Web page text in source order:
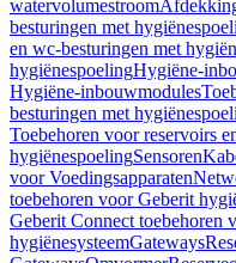
watervolumestroom
besturingen met
en wc-besturingen met
hygiënespoelingHygiëne-
Hygiëne-inbouwmodules
besturingen met
Toebehoren voor reservoirs
hygiënespoelingSensoren
voor Voedingsapparaten
toebehoren voor Geberit
Geberit Connect toebehoren
hygiënesysteemGateways